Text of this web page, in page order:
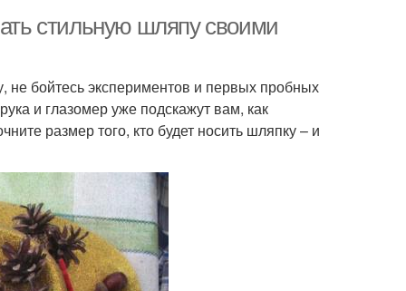
стильную шляпу своими
не бойтесь экспериментов и первых пробных
и глазомер уже подскажут вам, как
размер того, кто будет носить шляпку – и